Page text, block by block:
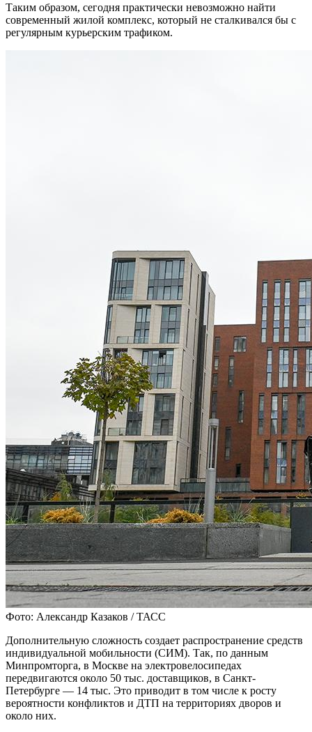
Таким образом, сегодня практически невозможно найти
современный жилой комплекс, который не сталкивался бы с
регулярным курьерским трафиком.
Фото: Александр Казаков / ТАСС
Дополнительную сложность создает распространение средств
индивидуальной мобильности (СИМ). Так, по данным
Минпромторга, в Москве на электровелосипедах
передвигаются около 50 тыс. доставщиков, в Санкт-
Петербурге — 14 тыс. Это приводит в том числе к росту
вероятности конфликтов и ДТП на территориях дворов и
около них.